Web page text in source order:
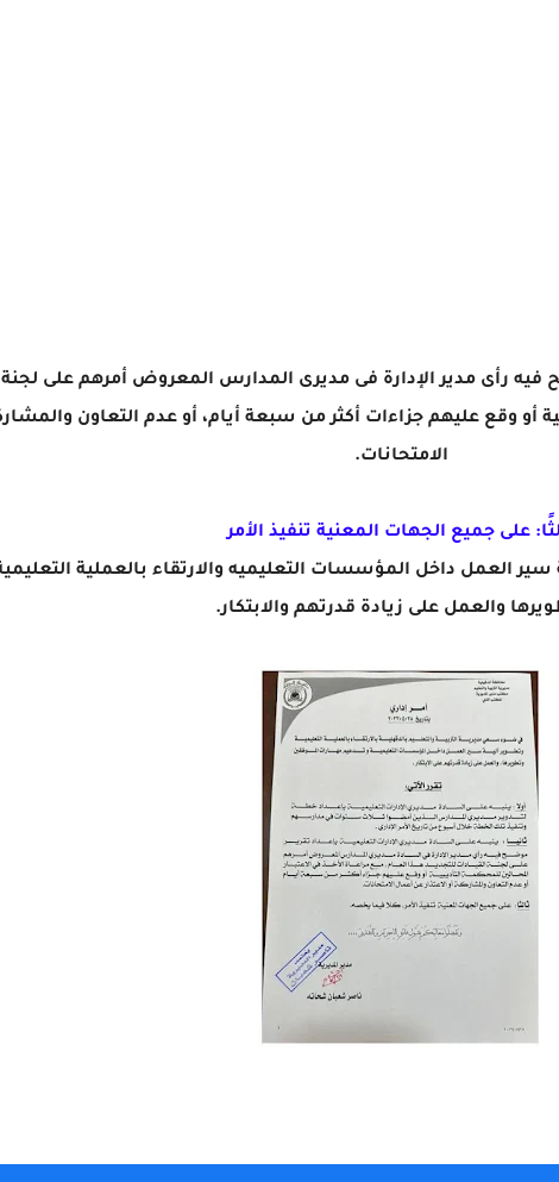
فيه رأى مدير الإدارة فى مديرى المدارس المعروض أمرهم على لجنة
أو وقع عليهم جزاءات أكثر من سبعة أيام، أو عدم التعاون
الامتحانات.
على جميع الجهات المعنية تنفيذ الأمر
العمل داخل المؤسسات التعليميه والارتقاء بالعملية
والعمل على زيادة قدرتهم والابتكار.